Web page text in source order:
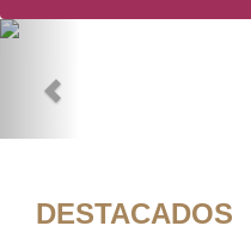
DESTACADOS